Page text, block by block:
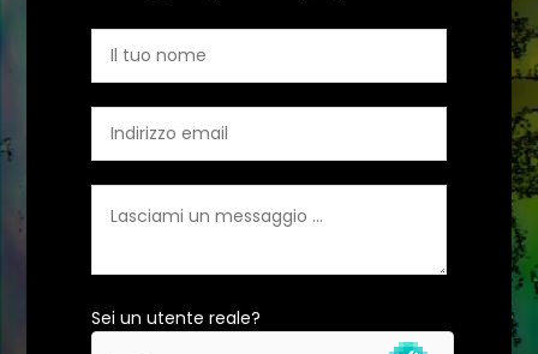
Sei un utente reale?